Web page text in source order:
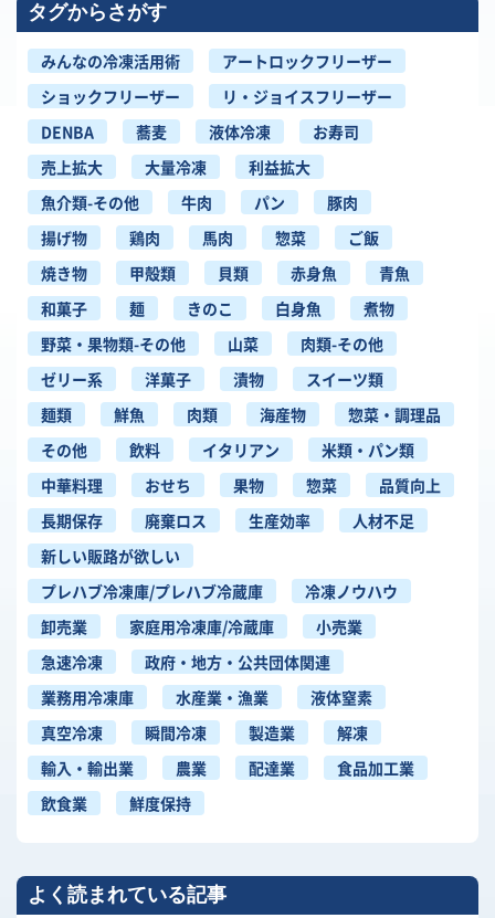
タグからさがす
みんなの冷凍活用術
アートロックフリーザー
ショックフリーザー
リ・ジョイスフリーザー
DENBA
蕎麦 液体冷凍
お寿司
売上拡大
大量冷凍
利益拡大
魚介類-その他
牛肉 パン
豚肉
揚げ物
鶏肉 馬肉 惣菜
ご飯
焼き物
甲殻類 貝類 赤身魚
青魚
和菓子
麺 きのこ 白身魚
煮物
野菜・果物類-その他
山菜
肉類-その他
ゼリー系
洋菓子 漬物
スイーツ類
麺類
鮮魚 肉類 海産物
惣菜・調理品
その他
飲料 イタリアン
米類・パン類
中華料理
おせち 果物 惣菜
品質向上
長期保存
廃棄ロス 生産効率
人材不足
新しい販路が欲しい
プレハブ冷凍庫/プレハブ冷蔵庫
冷凍ノウハウ
卸売業
家庭用冷凍庫/冷蔵庫
小売業
急速冷凍
政府・地方・公共団体関連
業務用冷凍庫
水産業・漁業
液体窒素
真空冷凍
瞬間冷凍 製造業
解凍
輸入・輸出業
農業 配達業
食品加工業
飲食業
鮮度保持
よく読まれている記事